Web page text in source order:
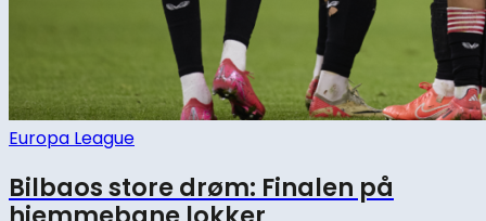
Europa League
Bilbaos store drøm: Finalen på